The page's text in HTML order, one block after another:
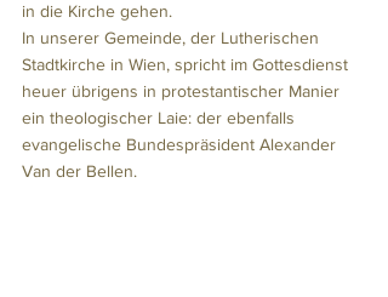
in die Kirche gehen.
In unserer Gemeinde, der Lutherischen
Stadtkirche in Wien, spricht im Gottesdienst
heuer übrigens in protestantischer Manier
ein theologischer Laie: der ebenfalls
evangelische Bundespräsident Alexander
Van der Bellen.